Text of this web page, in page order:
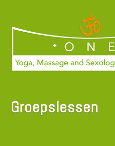
Groepslessen